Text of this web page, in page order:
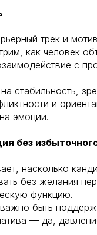
трек и
как человек
с
стабильность,
и
эмоции.
без
насколько
без желания
функцию.
быть
— да,